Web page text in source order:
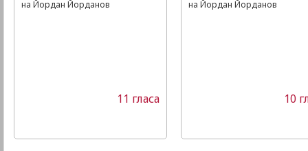
на Йордан Йорданов
11 гласа
на Йордан Йорданов
10